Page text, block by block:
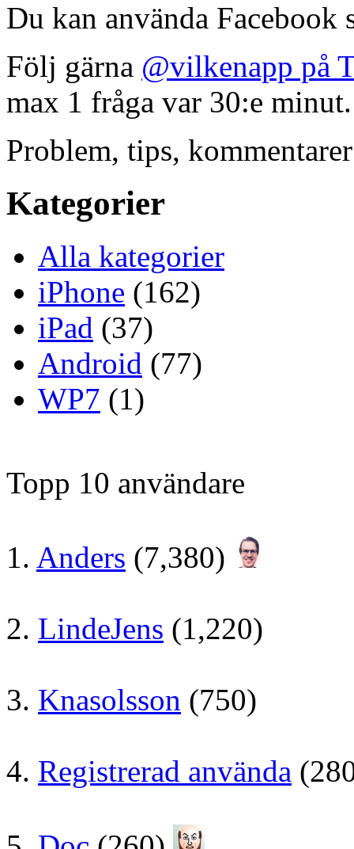
Du kan använda
Följ gärna @vilkenapp på
max 1 fråga var 30:e minut.
Problem, tips,
Kategorier
Alla kategorier
iPhone (162)
iPad (37)
Android (77)
WP7 (1)
Topp 10 användare
1. Anders (7,380)
2. LindeJens (1,220)
3. Knasolsson (750)
4. Registrerad använda